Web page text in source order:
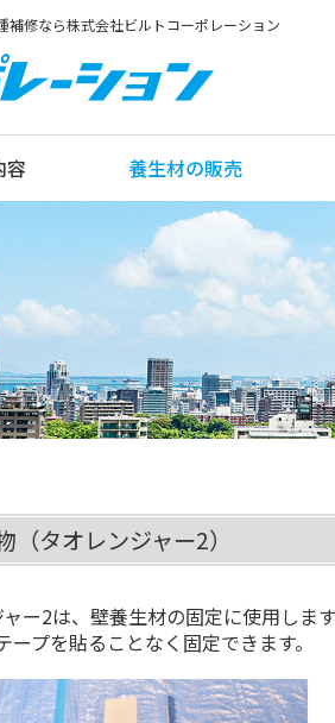
修なら株式会社ビルトコーポレーション
容 養生材の販売
タオレンジャー2）
ー2は、壁養生材の固定に使用します
プを貼ることなく固定できます。